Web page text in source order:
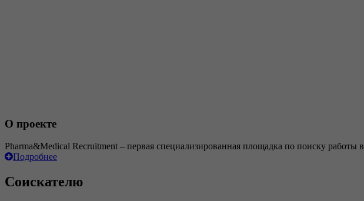
О проекте
Pharma&Medical Recruitment – первая специализированная площадка по поиску работы
Подробнее
Соискателю